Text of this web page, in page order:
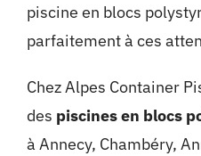
piscine en blocs
parfaitement à ces
Chez Alpes Container
des piscines en blocs
à Annecy, Chambéry,